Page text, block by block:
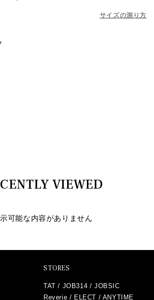
サイズの測り方
VIEWED
可能な内容がありません
STORES
TAT / JOB314 /JOBSIC
Reverie / ELECT / ANYTIME